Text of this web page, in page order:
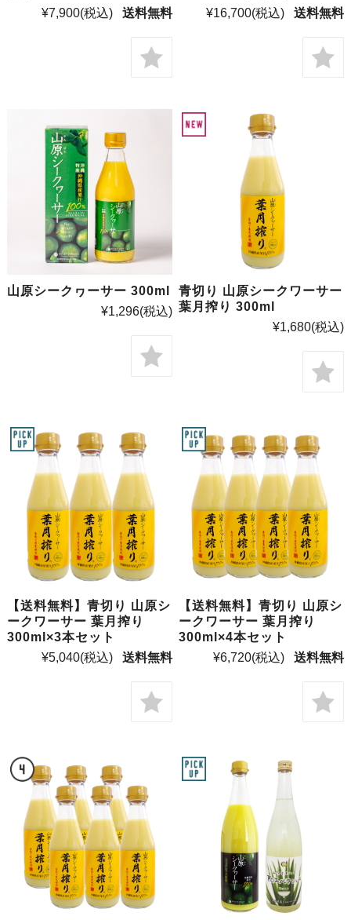
¥7,900(税込) 送料無料
¥16,700(税込) 送料無料
山原シークヮーサー 300ml
¥1,296(税込)
青切り 山原シークワーサー
葉月搾り 300ml
¥1,680(税込)
【送料無料】青切り 山原シ
ークワーサー 葉月搾り
300ml×3本セット
¥5,040(税込) 送料無料
【送料無料】青切り 山原シ
ークワーサー 葉月搾り
300ml×4本セット
¥6,720(税込) 送料無料